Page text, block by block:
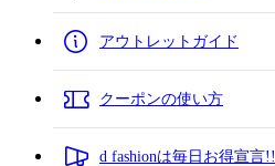
アウトレットガイド
クーポンの使い方
d fashionは毎日お得宣言!!